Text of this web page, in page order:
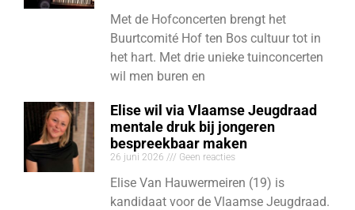
Met de Hofconcerten brengt het
Buurtcomité Hof ten Bos cultuur tot in
het hart. Met drie unieke tuinconcerten
wil men buren en
Elise wil via Vlaamse Jeugdraad
mentale druk bij jongeren
bespreekbaar maken
26 juni 2026 Geen reacties
Elise Van Hauwermeiren (19) is
kandidaat voor de Vlaamse Jeugdraad.